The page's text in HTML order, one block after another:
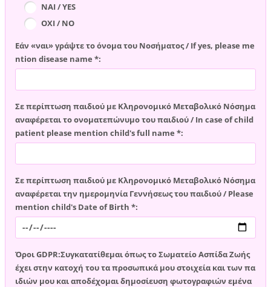
ΝΑΙ / YES
ΟΧΙ / NO
Εάν «ναι» γράψτε το όνομα του Νοσήματος / If yes, please me
ntion disease name *:
Σε περίπτωση παιδιού με Κληρονομικό Μεταβολικό Νόσημα
αναφέρεται το ονοματεπώνυμο του παιδιού / In case of child
patient please mention child's full name *:
Σε περίπτωση παιδιού με Κληρονομικό Μεταβολικό Νόσημα
αναφέρεται την ημερομηνία Γεννήσεως του παιδιού / Please
mention child's Date of Birth *:
Όροι GDPR:Συγκατατίθεμαι όπως το Σωματείο Ασπίδα Ζωής
έχει στην κατοχή του τα προσωπικά μου στοιχεία και των πα
ιδιών μου και αποδέχομαι δημοσίευση φωτογραφιών εμένα